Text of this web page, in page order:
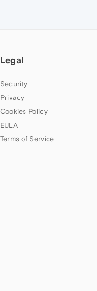
Legal
Security
Privacy
Cookies Policy
EULA
Terms of Service